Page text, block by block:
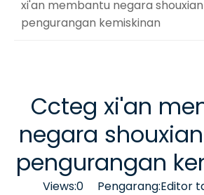
xi'an membantu negara
pengurangan kemiskinan
Ccteg xi'an
negara
pengurangan
Views:0Pengarang:Editor